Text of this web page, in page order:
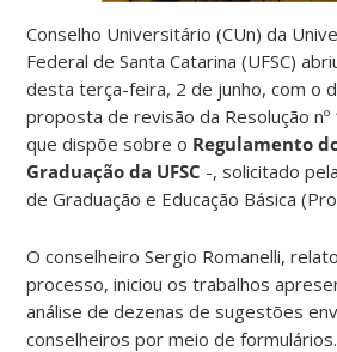
Conselho Universitário (CUn) da
Federal de Santa Catarina (UFSC)
desta terça-feira, 2 de junho, com o
proposta de revisão da Resolução nº
que dispõe sobre o Regulamento
Graduação da UFSC -, solicitado
de Graduação e Educação Básica
O conselheiro Sergio Romanelli,
processo, iniciou os trabalhos
análise de dezenas de sugestões
conselheiros por meio de